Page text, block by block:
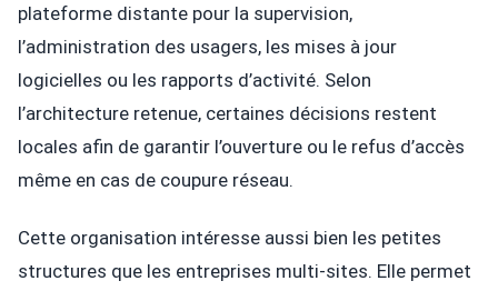
plateforme distante pour la supervision,
l’administration des usagers, les mises à jour
logicielles ou les rapports d’activité. Selon
l’architecture retenue, certaines décisions restent
locales afin de garantir l’ouverture ou le refus d’accès
même en cas de coupure réseau.
Cette organisation intéresse aussi bien les petites
structures que les entreprises multi-sites. Elle permet